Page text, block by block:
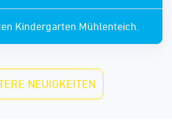
Kindergarten Mühlenteich.
NEUIGKEITEN